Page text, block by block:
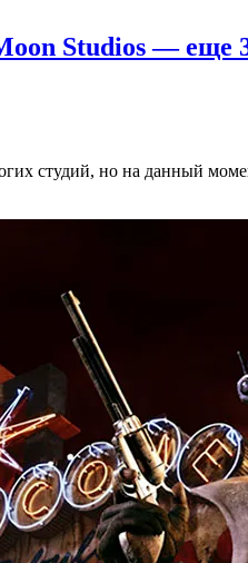
Studios —
студий, но на данный